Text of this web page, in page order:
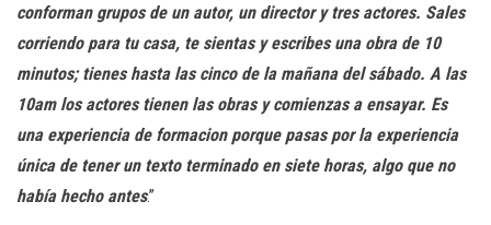
conforman grupos de un autor, un director y tres actores. Sales
corriendo para tu casa, te sientas y escribes una obra de 10
minutos; tienes hasta las cinco de la mañana del sábado. A las
10am los actores tienen las obras y comienzas a ensayar. Es
una experiencia de formacion porque pasas por la experiencia
única de tener un texto terminado en siete horas, algo que no
había hecho antes.”